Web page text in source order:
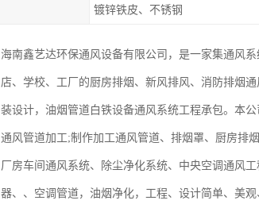
镀锌铁皮、不锈钢
海南鑫艺达环保通风设备有限公司，是一家集通风
店、学校、工厂的厨房排烟、新风排风、消防排烟
装设计，油烟管道白铁设备通风系统工程承包。本
通风管道加工;制作加工通风管道、排烟罩、厨房排烟
厂房车间通风系统、除尘净化系统、中央空调通风
器、、空调管道，油烟净化，工程、设计简单、美